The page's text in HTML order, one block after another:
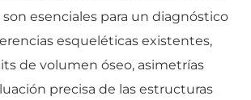
esenciales para un diagnóstico
esqueléticas existentes,
de volumen óseo, asimetrías
precisa de las estructuras